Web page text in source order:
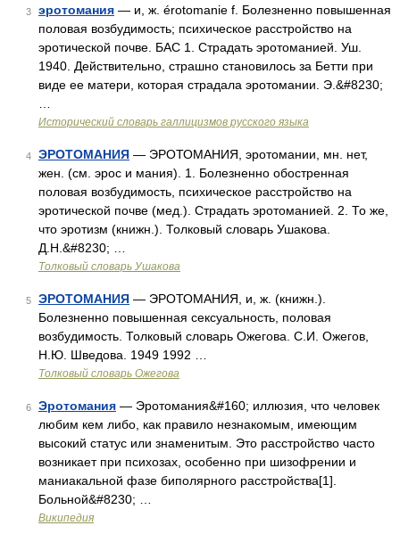
3 эротомания — и, ж. érotomanie f. Болезненно повышенная
половая возбудимость; психическое расстройство на
эротической почве. БАС 1. Страдать эротоманией. Уш.
1940. Действительно, страшно становилось за Бетти при
виде ее матери, которая страдала эротомании. Э.&#8230;
Исторический словарь галлицизмов русского языка
4 ЭРОТОМАНИЯ — ЭРОТОМАНИЯ, эротомании, мн. нет,
жен. (см. эрос и мания). 1. Болезненно обостренная
половая возбудимость, психическое расстройство на
эротической почве (мед.). Страдать эротоманией. 2. То же,
что эротизм (книжн.). Толковый словарь Ушакова.
Д.Н.&#8230; …
Толковый словарь Ушакова
5 ЭРОТОМАНИЯ — ЭРОТОМАНИЯ, и, ж. (книжн.).
Болезненно повышенная сексуальность, половая
возбудимость. Толковый словарь Ожегова. С.И. Ожегов,
Н.Ю. Шведова. 1949 1992 …
Толковый словарь Ожегова
6 Эротомания — Эротомания&#160; иллюзия, что человек
любим кем либо, как правило незнакомым, имеющим
высокий статус или знаменитым. Это расстройство часто
возникает при психозах, особенно при шизофрении и
маниакальной фазе биполярного расстройства[1].
Больной&#8230; …
Википедия